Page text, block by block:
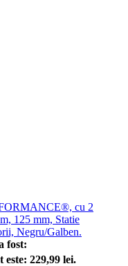
cu 2
125 mm, Statie
Negru/Galben.
fost:
229,99 lei.